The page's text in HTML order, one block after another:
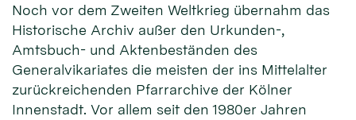
Noch vor dem Zweiten Weltkrieg übernahm das
Historische Archiv außer den Urkunden-,
Amtsbuch- und Aktenbeständen des
Generalvikariates die meisten der ins Mittelalter
zurückreichenden Pfarrarchive der Kölner
Innenstadt. Vor allem seit den 1980er Jahren